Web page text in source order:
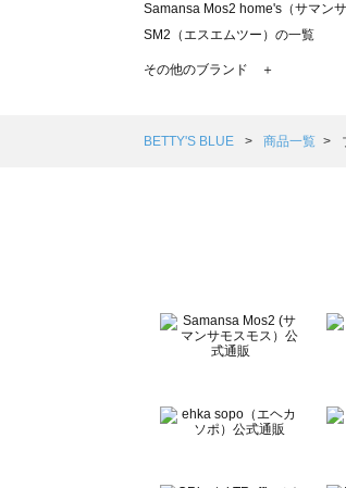
Samansa Mos2 home's（サマン
SM2（エスエムツー）の一覧
TSUHARU by Samansa Mos2（
Samansa Mos2 Lagom（サマン
BETTY'S BLUE（べティーズブル
Wpc.（ワールドパーティー）の一
その他のブランド ＋
BETTY'S BLUE 商品一覧